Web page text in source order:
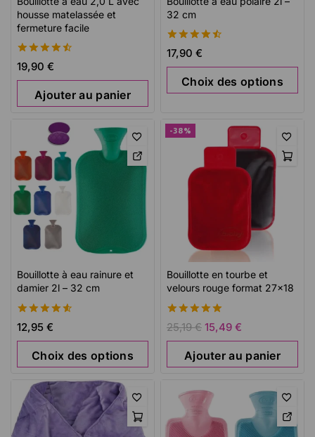
housse matelassée et
fermeture facile
4.56
de 5
19,90 €
Ajouter au panier
32 cm
4.56
de 5
17,90 €
Choix des options
Bouillotte à eau rainure et
damier 2l – 32 cm
4.64
de 5
12,95 €
Choix des options
-38%
Bouillotte en tourbe et
velours rouge format 27×18
5.00
de 5
25,19€ 15,49 €
Ajouter au panier